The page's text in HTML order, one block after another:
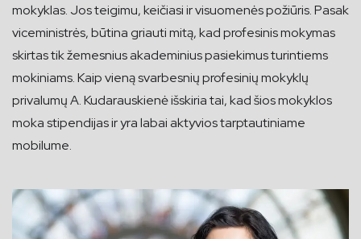
mokyklas. Jos teigimu, keičiasi ir visuomenės požiūris. Pasak
viceministrės, būtina griauti mitą, kad profesinis mokymas
skirtas tik žemesnius akademinius pasiekimus turintiems
mokiniams. Kaip vieną svarbesnių profesinių mokyklų
privalumų A. Kudarauskienė išskiria tai, kad šios mokyklos
moka stipendijas ir yra labai aktyvios tarptautiniame
mobilume.